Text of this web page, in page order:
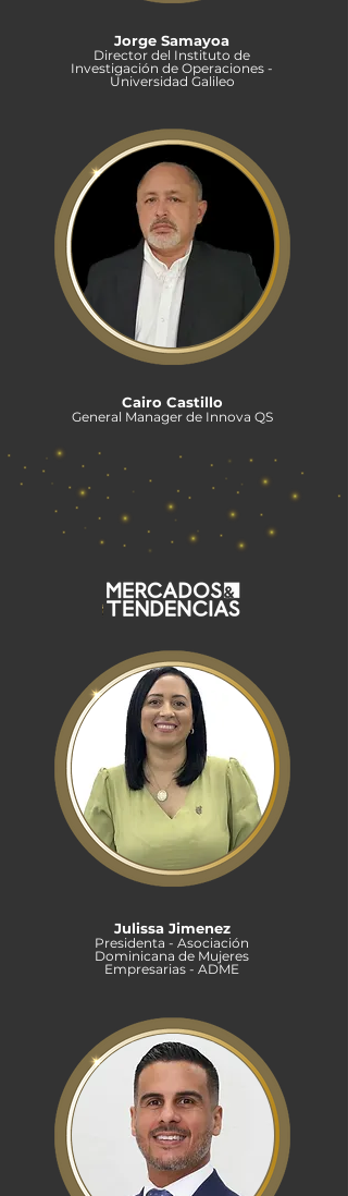
Jorge Samayoa
Director del Instituto de
Investigación de Operaciones -
Universidad Galileo
Cairo Castillo
General Manager de Innova QS
Julissa Jimenez
Presidenta - Asociación
Dominicana de Mujeres
Empresarias - ADME